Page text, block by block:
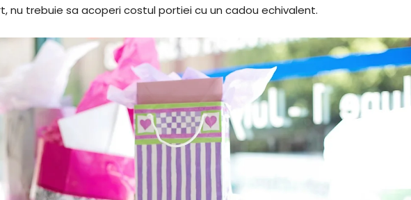
nu trebuie sa acoperi costul portiei cu un cadou echivalent.